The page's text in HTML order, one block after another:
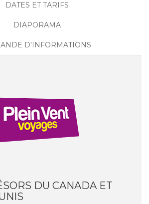
DATES ET TARIFS
DIAPORAMA
D'INFORMATIONS
DU CANADA ET